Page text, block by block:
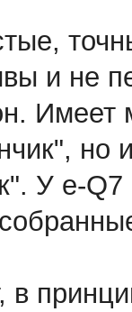
и не
Имеет
но
У e-
в